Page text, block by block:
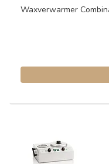
Waxverwarmer